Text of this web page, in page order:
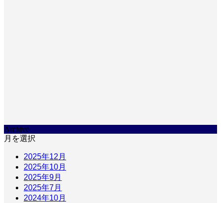
Archive
月を選択
2025年12月
2025年10月
2025年9月
2025年7月
2024年10月